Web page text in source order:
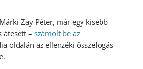
Zay Péter, már egy kisebb
átesett –számolt be az
oldalán az ellenzéki összefogás